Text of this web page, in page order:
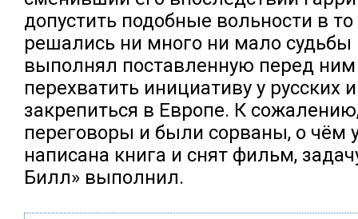
допустить подобные вольности в
решались ни много ни мало
выполнял поставленную перед ним
перехватить инициативу у русских
закрепиться в Европе. К
переговоры и были сорваны, о чём
написана книга и снят фильм,
Билл» выполнил.